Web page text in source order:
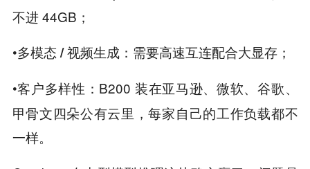
不进 44GB；
•多模态 / 视频生成：需要高速互连配合大显存；
•客户多样性 ：B200 装在亚马逊、微软、谷歌、
甲骨文四朵公有云里，每家自己的工作负载都不
一样。